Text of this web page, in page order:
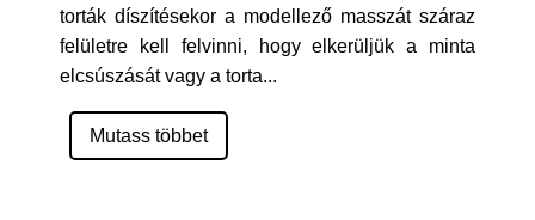
torták díszítésekor a modellező masszát száraz
felületre kell felvinni, hogy elkerüljük a minta
elcsúszását vagy a torta...
Mutass többet